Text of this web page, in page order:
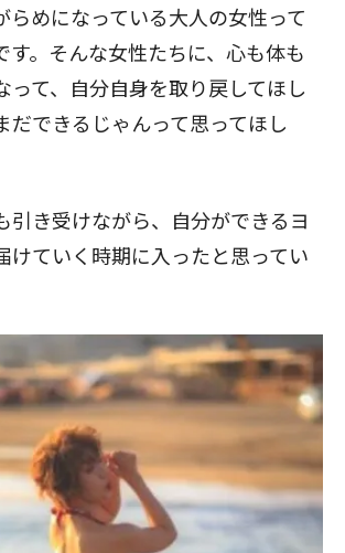
らめになっている大人の女性って
す。そんな女性たちに、心も体も
って、自分自身を取り戻してほし
だできるじゃんって思ってほし
引き受けながら、自分ができるヨ
けていく時期に入ったと思ってい